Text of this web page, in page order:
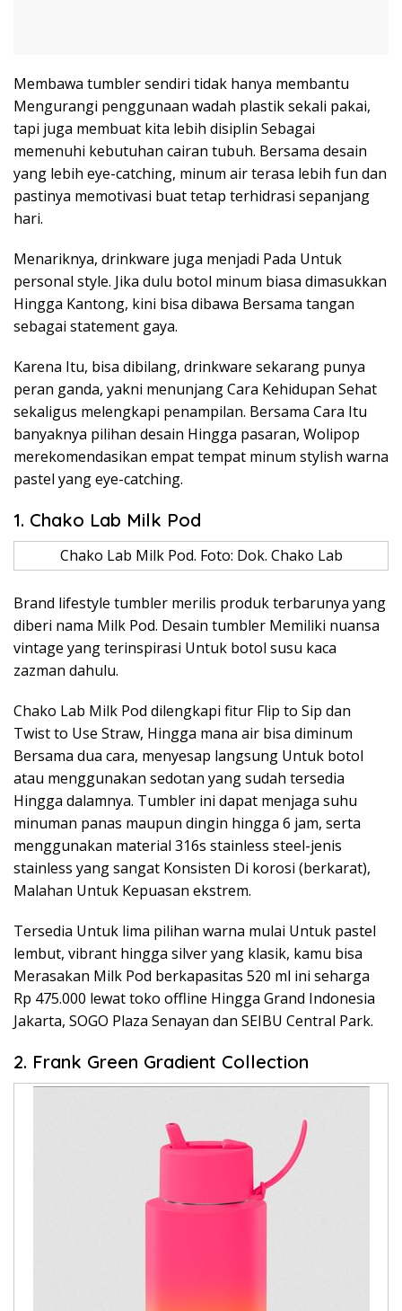
Membawa tumbler sendiri tidak hanya membantu
Mengurangi penggunaan wadah plastik sekali pakai,
tapi juga membuat kita lebih disiplin Sebagai
memenuhi kebutuhan cairan tubuh. Bersama desain
yang lebih eye-catching, minum air terasa lebih fun dan
pastinya memotivasi buat tetap terhidrasi sepanjang
hari.
Menariknya, drinkware juga menjadi Pada Untuk
personal style. Jika dulu botol minum biasa dimasukkan
Hingga Kantong, kini bisa dibawa Bersama tangan
sebagai statement gaya.
Karena Itu, bisa dibilang, drinkware sekarang punya
peran ganda, yakni menunjang Cara Kehidupan Sehat
sekaligus melengkapi penampilan. Bersama Cara Itu
banyaknya pilihan desain Hingga pasaran, Wolipop
merekomendasikan empat tempat minum stylish warna
pastel yang eye-catching.
1. Chako Lab Milk Pod
Chako Lab Milk Pod. Foto: Dok. Chako Lab
Brand lifestyle tumbler merilis produk terbarunya yang
diberi nama Milk Pod. Desain tumbler Memiliki nuansa
vintage yang terinspirasi Untuk botol susu kaca
zazman dahulu.
Chako Lab Milk Pod dilengkapi fitur Flip to Sip dan
Twist to Use Straw, Hingga mana air bisa diminum
Bersama dua cara, menyesap langsung Untuk botol
atau menggunakan sedotan yang sudah tersedia
Hingga dalamnya. Tumbler ini dapat menjaga suhu
minuman panas maupun dingin hingga 6 jam, serta
menggunakan material 316s stainless steel-jenis
stainless yang sangat Konsisten Di korosi (berkarat),
Malahan Untuk Kepuasan ekstrem.
Tersedia Untuk lima pilihan warna mulai Untuk pastel
lembut, vibrant hingga silver yang klasik, kamu bisa
Merasakan Milk Pod berkapasitas 520 ml ini seharga
Rp 475.000 lewat toko offline Hingga Grand Indonesia
Jakarta, SOGO Plaza Senayan dan SEIBU Central Park.
2. Frank Green Gradient Collection